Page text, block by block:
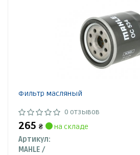
Фильтр масляный
0 отзывов
265 ₴
на складе
Артикул:
MAHLE /